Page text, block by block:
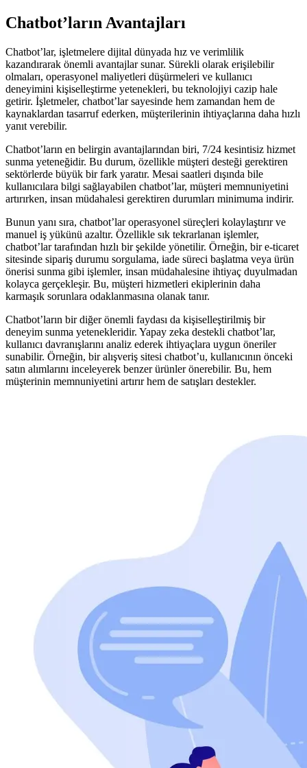
Chatbot’ların Avantajları
Chatbot’lar, işletmelere dijital dünyada hız ve verimlilik
kazandırarak önemli avantajlar sunar. Sürekli olarak erişilebilir
olmaları, operasyonel maliyetleri düşürmeleri ve kullanıcı
deneyimini kişiselleştirme yetenekleri, bu teknolojiyi cazip hale
getirir. İşletmeler, chatbot’lar sayesinde hem zamandan hem de
kaynaklardan tasarruf ederken, müşterilerinin ihtiyaçlarına daha hızlı
yanıt verebilir.
Chatbot’ların en belirgin avantajlarından biri, 7/24 kesintisiz hizmet
sunma yeteneğidir. Bu durum, özellikle müşteri desteği gerektiren
sektörlerde büyük bir fark yaratır. Mesai saatleri dışında bile
kullanıcılara bilgi sağlayabilen chatbot’lar, müşteri memnuniyetini
artırırken, insan müdahalesi gerektiren durumları minimuma indirir.
Bunun yanı sıra, chatbot’lar operasyonel süreçleri kolaylaştırır ve
manuel iş yükünü azaltır. Özellikle sık tekrarlanan işlemler,
chatbot’lar tarafından hızlı bir şekilde yönetilir. Örneğin, bir e-ticaret
sitesinde sipariş durumu sorgulama, iade süreci başlatma veya ürün
önerisi sunma gibi işlemler, insan müdahalesine ihtiyaç duyulmadan
kolayca gerçekleşir. Bu, müşteri hizmetleri ekiplerinin daha
karmaşık sorunlara odaklanmasına olanak tanır.
Chatbot’ların bir diğer önemli faydası da kişiselleştirilmiş bir
deneyim sunma yetenekleridir. Yapay zeka destekli chatbot’lar,
kullanıcı davranışlarını analiz ederek ihtiyaçlara uygun öneriler
sunabilir. Örneğin, bir alışveriş sitesi chatbot’u, kullanıcının önceki
satın alımlarını inceleyerek benzer ürünler önerebilir. Bu, hem
müşterinin memnuniyetini artırır hem de satışları destekler.